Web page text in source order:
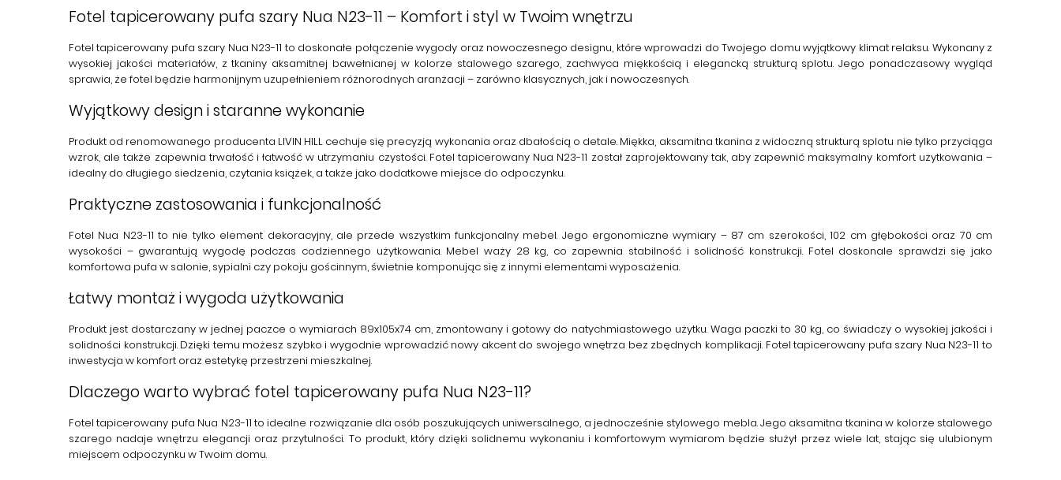
Fotel tapicerowany pufa szary Nua N23-11 – Komfort i styl w Twoim wnętrzu
Fotel tapicerowany pufa szary Nua N23-11 to doskonałe połączenie wygody oraz nowoczesnego designu, które wprowadzi do Twojego domu wyjątkowy klimat relaksu. Wykonany z
wysokiej jakości materiałów, z tkaniny aksamitnej bawełnianej w kolorze stalowego szarego, zachwyca miękkością i elegancką strukturą splotu. Jego ponadczasowy wygląd
sprawia, że fotel będzie harmonijnym uzupełnieniem różnorodnych aranżacji – zarówno klasycznych, jak i nowoczesnych.
Wyjątkowy design i staranne wykonanie
Produkt od renomowanego producenta LIVIN HILLcechuje się precyzją wykonania oraz dbałością o detale. Miękka, aksamitna tkanina z widoczną strukturą splotu nie tylko przyciąga
wzrok, ale także zapewnia trwałość i łatwość w utrzymaniu czystości. Fotel tapicerowany Nua N23-11 został zaprojektowany tak, aby zapewnić maksymalny komfort użytkowania –
idealny do długiego siedzenia, czytania książek, a także jako dodatkowe miejsce do odpoczynku.
Praktyczne zastosowania i funkcjonalność
Fotel Nua N23-11 to nie tylko element dekoracyjny, ale przede wszystkim funkcjonalny mebel. Jego ergonomiczne wymiary – 87 cm szerokości, 102 cm głębokości oraz 70 cm
wysokości – gwarantują wygodę podczas codziennego użytkowania. Mebel waży 28 kg, co zapewnia stabilność i solidność konstrukcji. Fotel doskonale sprawdzi się jako
komfortowa pufa w salonie, sypialni czy pokoju gościnnym, świetnie komponując się z innymi elementami wyposażenia.
Łatwy montaż i wygoda użytkowania
Produkt jest dostarczany w jednej paczce o wymiarach 89x105x74 cm, zmontowany i gotowy do natychmiastowego użytku. Waga paczki to 30 kg, co świadczy o wysokiej jakości i
solidności konstrukcji. Dzięki temu możesz szybko i wygodnie wprowadzić nowy akcent do swojego wnętrza bez zbędnych komplikacji. Fotel tapicerowany pufa szary Nua N23-11 to
inwestycja w komfort oraz estetykę przestrzeni mieszkalnej.
Dlaczego warto wybrać fotel tapicerowany pufa Nua N23-11?
Fotel tapicerowany pufa Nua N23-11 to idealne rozwiązanie dla osób poszukujących uniwersalnego, a jednocześnie stylowego mebla. Jego aksamitna tkanina w kolorze stalowego
szarego nadaje wnętrzu elegancji oraz przytulności. To produkt, który dzięki solidnemu wykonaniu i komfortowym wymiarom będzie służył przez wiele lat, stając się ulubionym
miejscem odpoczynku w Twoim domu.